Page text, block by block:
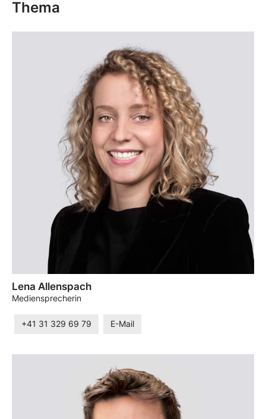
Thema
Lena Allenspach
Mediensprecherin
+41 31 329 69 79 E-Mail